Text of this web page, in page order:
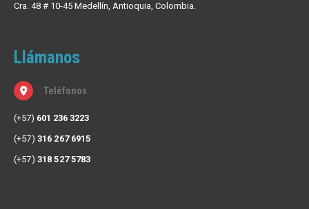
Cra. 48 # 10-45 Medellín, Antioquia, Colombia.
Llámanos
Teléfonos
(+57) 601 236 3223
(+57) 316 267 6915
(+57) 318 527 5783